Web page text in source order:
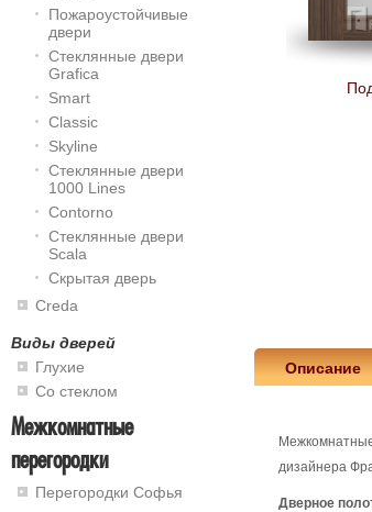
Пожароустойчивые
двери
Стеклянные двери
Grafica
Smart
Classic
Skyline
Стеклянные двери
1000 Lines
Contorno
Стеклянные двери
Scala
Скрытая дверь
Creda
Виды дверей
Глухие
Со стеклом
Межкомнатные
перегородки
Перегородки Софья
Описание
дизайнера
Дверное